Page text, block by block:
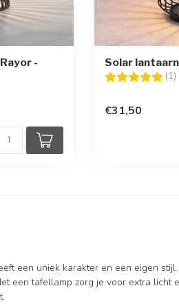
-
Solar
Beoordeling: (1)
€31,50
een uniek karakter en een eigen
een tafellamp zorg je voor extra licht